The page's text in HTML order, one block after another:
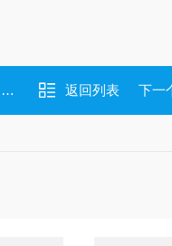
返回列表 下一